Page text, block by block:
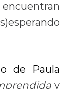
de Paula
y